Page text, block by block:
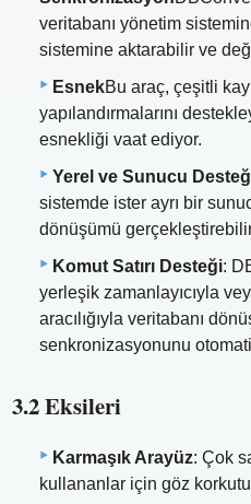
veritabanı yönetim
sistemine aktarabilir ve
EsnekBu araç, çeşitli
yapılandırmalarını
esnekliği vaat ediyor.
Yerel ve Sunucu
sistemde ister ayrı bir
dönüşümü
Komut Satırı Desteği:
yerleşik zamanlayıcıyla
aracılığıyla veritabanı
senkronizasyonunu
3.2 Eksileri
Karmaşık Arayüz: Çok
kullananlar için göz